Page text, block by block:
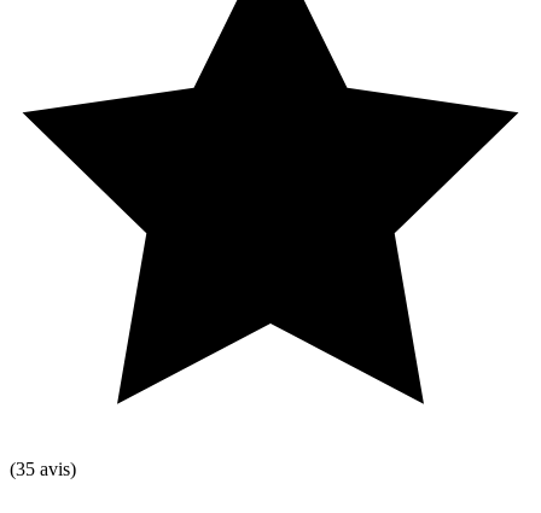
(35 avis)